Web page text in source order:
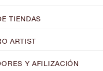
TIENDAS
ARTIST
Y AFILIZACIÓN